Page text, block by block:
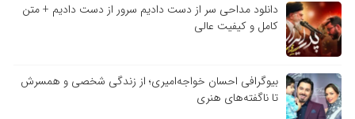
دانلود مداحی سر از دست دادیم سرور از دست دادیم + متن
کامل و کیفیت عالی
بیوگرافی احسان خواجه‌امیری؛ از زندگی شخصی و همسرش
تا ناگفته‌های هنری